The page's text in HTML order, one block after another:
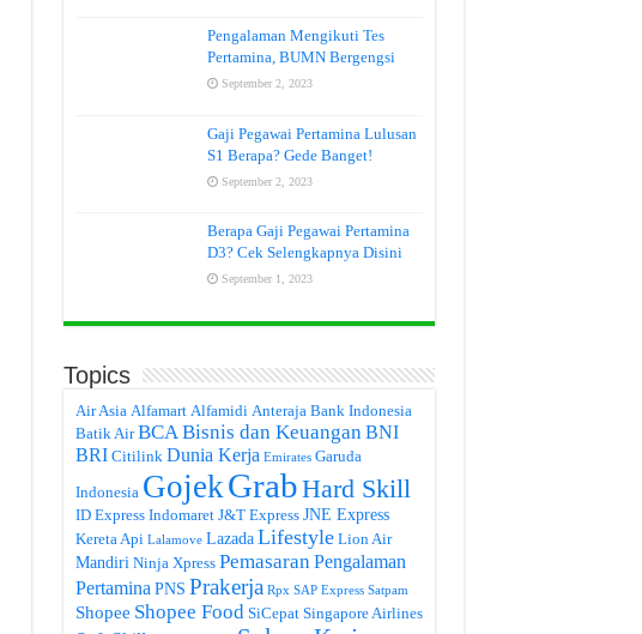
Pengalaman Mengikuti Tes
Pertamina, BUMN Bergengsi
September 2, 2023
Gaji Pegawai Pertamina Lulusan
S1 Berapa? Gede Banget!
September 2, 2023
Berapa Gaji Pegawai Pertamina
D3? Cek Selengkapnya Disini
September 1, 2023
Topics
Air Asia Alfamart Alfamidi Anteraja Bank Indonesia
Batik Air BCABisnis dan KeuanganBNI
BRI Citilink Dunia Kerja Emirates Garuda
Indonesia GojekGrabHard Skill
ID Express Indomaret J&T Express JNE Express
Kereta Api Lalamove Lazada Lifestyle Lion Air
Mandiri Ninja Xpress PemasaranPengalaman
Pertamina PNS Prakerja Rpx SAP Express Satpam
Shopee Shopee Food SiCepat Singapore Airlines